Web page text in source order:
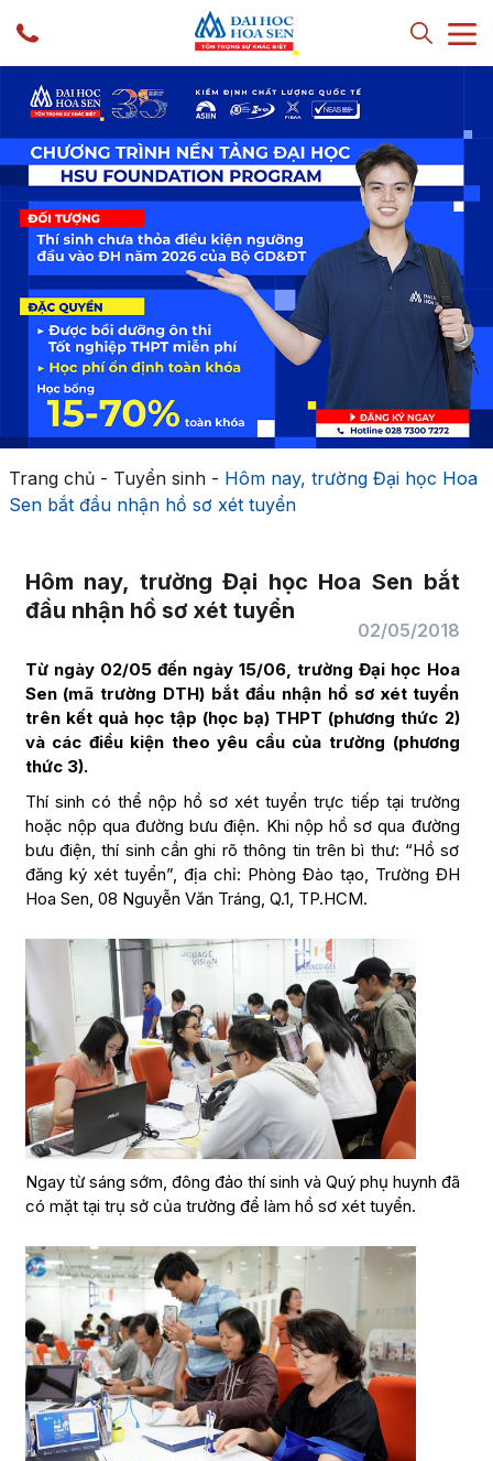
Trang chủ- Tuyển sinh- Hôm nay, trường Đại học Hoa
Sen bắt đầu nhận hồ sơ xét tuyển
Hôm nay, trường Đại học Hoa Sen bắt
đầu nhận hồ sơ xét tuyển
02/05/2018
Từ ngày 02/05 đến ngày 15/06, trường Đại học Hoa
Sen (mã trường DTH) bắt đầu nhận hồ sơ xét tuyển
trên kết quả học tập (học bạ) THPT (phương thức 2)
và các điều kiện theo yêu cầu của trường (phương
thức 3).
Thí sinh có thể nộp hồ sơ xét tuyển trực tiếp tại trường
hoặc nộp qua đường bưu điện. Khi nộp hồ sơ qua đường
bưu điện, thí sinh cần ghi rõ thông tin trên bì thư: “Hồ sơ
đăng ký xét tuyển”, địa chỉ: Phòng Đào tạo, Trường ĐH
Hoa Sen, 08 Nguyễn Văn Tráng, Q.1, TP.HCM.
Ngay từ sáng sớm, đông đảo thí sinh và Quý phụ huynh đã
có mặt tại trụ sở của trường để làm hồ sơ xét tuyển.